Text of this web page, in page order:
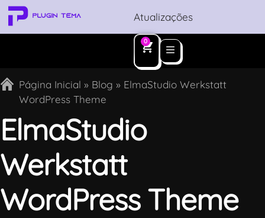
Atualizações
0
Página Inicial » Blog » ElmaStudio Werkstatt
WordPress Theme
ElmaStudio
Werkstatt
WordPress Theme